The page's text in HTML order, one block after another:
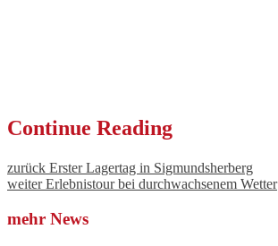
Continue Reading
zurück Erster Lagertag in Sigmundsherberg
weiterErlebnistour bei durchwachsenem Wetter
mehr News